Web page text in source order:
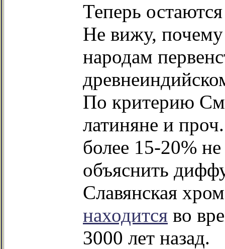
Теперь
Не вижу,
народам
По критерию
латиняне и
более 15-20%
объяснить
Славянская
находится во
3000 лет назад.